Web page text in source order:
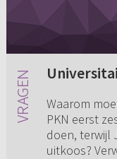
Waarom
PKN eerst
doen, terwijl
uitkoos?